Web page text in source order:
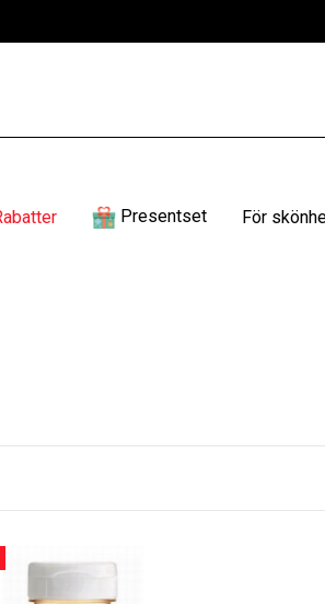
Presentset För